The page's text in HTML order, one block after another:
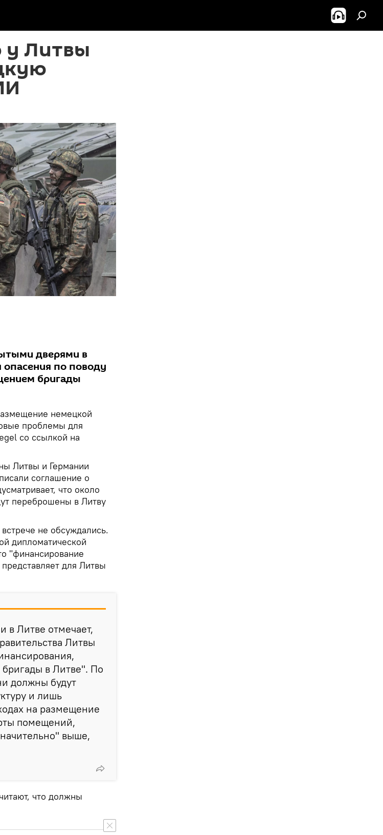
у Литвы
дверями в
по поводу
бригады
немецкой
проблемы для
со ссылкой на
Литвы и Германии
соглашение о
что около
переброшены в Литву
не обсуждались.
дипломатической
"финансирование
для Литвы
в Литве отмечает,
Литвы
в Литве". По
должны будут
и лишь
на размещение
помещений,
выше,
что должны